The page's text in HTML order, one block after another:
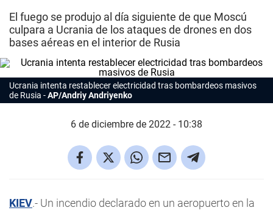
El fuego se produjo al día siguiente de que Moscú
culpara a Ucrania de los ataques de drones en dos
bases aéreas en el interior de Rusia
Ucrania intenta restablecer electricidad tras bombardeos masivos
de Rusia
AP/Andriy Andriyenko
6 de diciembre de 2022 - 10:38
KIEV.- Un incendio declarado en un aeropuerto en la